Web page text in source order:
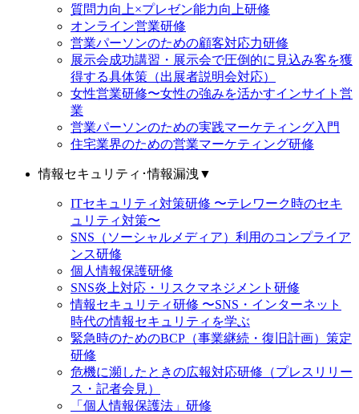
質問力向上×プレゼン能力向上研修
オンライン営業研修
営業パーソンのための顧客対応力研修
展示会成功講習・展示会で圧倒的に見込み客を獲
得する具体策（出展者説明会対応）
女性営業研修〜女性の強みを活かすインサイト営
業
営業パーソンのための実践マーケティング入門
住宅業界のための営業マーケティング研修
情報セキュリティ･情報漏洩 ▼
ITセキュリティ対策研修 〜テレワーク時のセキ
ュリティ対策〜
SNS（ソーシャルメディア）利用のコンプライア
ンス研修
個人情報保護研修
SNS炎上対応・リスクマネジメント研修
情報セキュリティ研修 〜SNS・インターネット
時代の情報セキュリティを学ぶ
緊急時のためのBCP（事業継続・復旧計画）策定
研修
危機に瀕したときの広報対応研修（プレスリリー
ス・記者会見）
「個人情報保護法」研修